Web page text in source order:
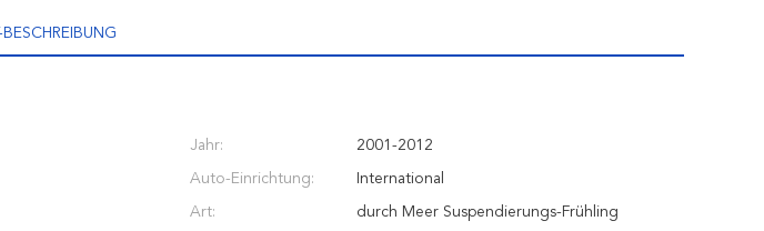
BESCHREIBUNG
Jahr: 2001-2012
Auto-Einrichtung: International
Art: durch Meer Suspendierungs-Frühling